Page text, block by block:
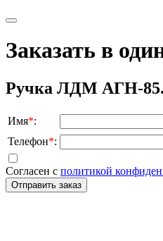
Заказать в
Ручка ЛДМ АГН-
Имя*:
Телефон*:
Согласен с политикой
Отправить заказ